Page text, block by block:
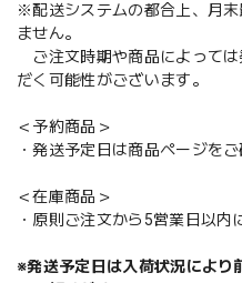
※配送システムの都合上、月
ません。
ご注文時期や商品によって
だく可能性がございます。
＜予約商品＞
・発送予定日は商品ページをご
＜在庫商品＞
・原則ご注文から5営業日以内
※発送予定日は入荷状況により